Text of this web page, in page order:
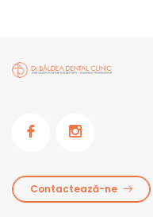
Contactează-ne